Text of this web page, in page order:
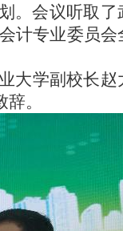
。会议听取
计专业委员
大学副校长
。